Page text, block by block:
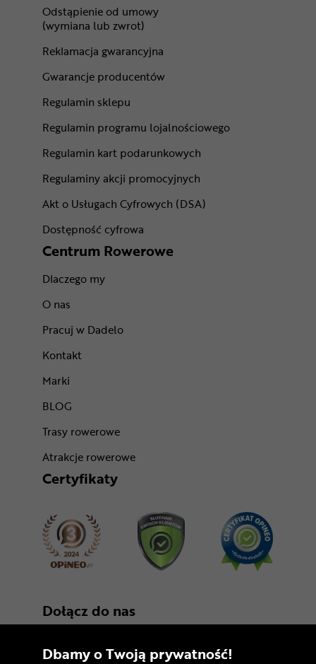
Odstąpienie od umowy
(wymiana lub zwrot)
Reklamacja gwarancyjna
Gwarancje producentów
Regulamin sklepu
Regulamin programu lojalnościowego
Regulamin kart podarunkowych
Regulaminy akcji promocyjnych
Akt o Usługach Cyfrowych (DSA)
Dostępność cyfrowa
Centrum Rowerowe
Dlaczego my
O nas
Pracuj w Dadelo
Kontakt
Marki
BLOG
Trasy rowerowe
Atrakcje rowerowe
Certyfikaty
Dołącz do nas
Dbamy o Twoją prywatność!